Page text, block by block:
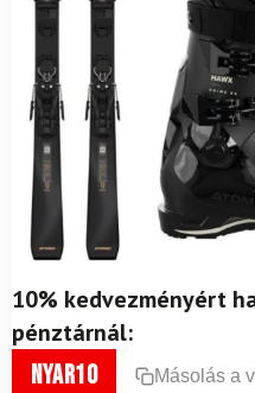
10% kedvezményért
pénztárnál:
nyar10 Másolás a